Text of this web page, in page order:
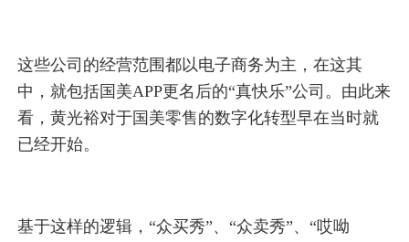
这些公司的经营范围都以电子商务为主，在这其
中，就包括国美APP更名后的“真快乐”公司。由此来
看，黄光裕对于国美零售的数字化转型早在当时就
已经开始。
基于这样的逻辑，“众买秀”、“众卖秀”、“哎呦